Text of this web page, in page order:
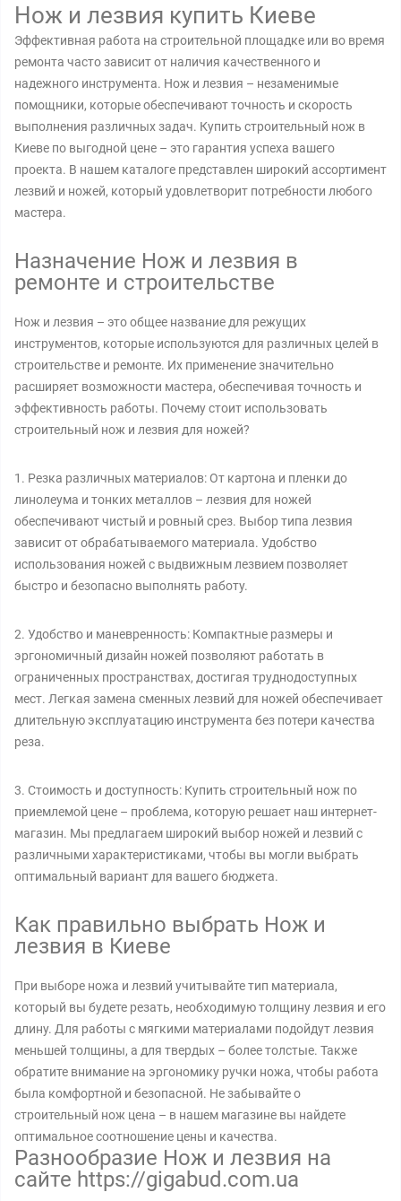
Нож и лезвия купить Киеве
Эффективная работа на строительной площадке или во время
ремонта часто зависит от наличия качественного и
надежного инструмента. Нож и лезвия – незаменимые
помощники, которые обеспечивают точность и скорость
выполнения различных задач. Купить строительный нож в
Киеве по выгодной цене – это гарантия успеха вашего
проекта. В нашем каталоге представлен широкий ассортимент
лезвий и ножей, который удовлетворит потребности любого
мастера.
Назначение Нож и лезвия в
ремонте и строительстве
Нож и лезвия – это общее название для режущих
инструментов, которые используются для различных целей в
строительстве и ремонте. Их применение значительно
расширяет возможности мастера, обеспечивая точность и
эффективность работы. Почему стоит использовать
строительный нож и лезвия для ножей?
1. Резка различных материалов: От картона и пленки до
линолеума и тонких металлов – лезвия для ножей
обеспечивают чистый и ровный срез. Выбор типа лезвия
зависит от обрабатываемого материала. Удобство
использования ножей с выдвижным лезвием позволяет
быстро и безопасно выполнять работу.
2. Удобство и маневренность: Компактные размеры и
эргономичный дизайн ножей позволяют работать в
ограниченных пространствах, достигая труднодоступных
мест. Легкая замена сменных лезвий для ножей обеспечивает
длительную эксплуатацию инструмента без потери качества
реза.
3. Стоимость и доступность: Купить строительный нож по
приемлемой цене – проблема, которую решает наш интернет-
магазин. Мы предлагаем широкий выбор ножей и лезвий с
различными характеристиками, чтобы вы могли выбрать
оптимальный вариант для вашего бюджета.
Как правильно выбрать Нож и
лезвия в Киеве
При выборе ножа и лезвий учитывайте тип материала,
который вы будете резать, необходимую толщину лезвия и его
длину. Для работы с мягкими материалами подойдут лезвия
меньшей толщины, а для твердых – более толстые. Также
обратите внимание на эргономику ручки ножа, чтобы работа
была комфортной и безопасной. Не забывайте о
строительный нож цена – в нашем магазине вы найдете
оптимальное соотношение цены и качества.
Разнообразие Нож и лезвия на
сайте https://gigabud.com.ua